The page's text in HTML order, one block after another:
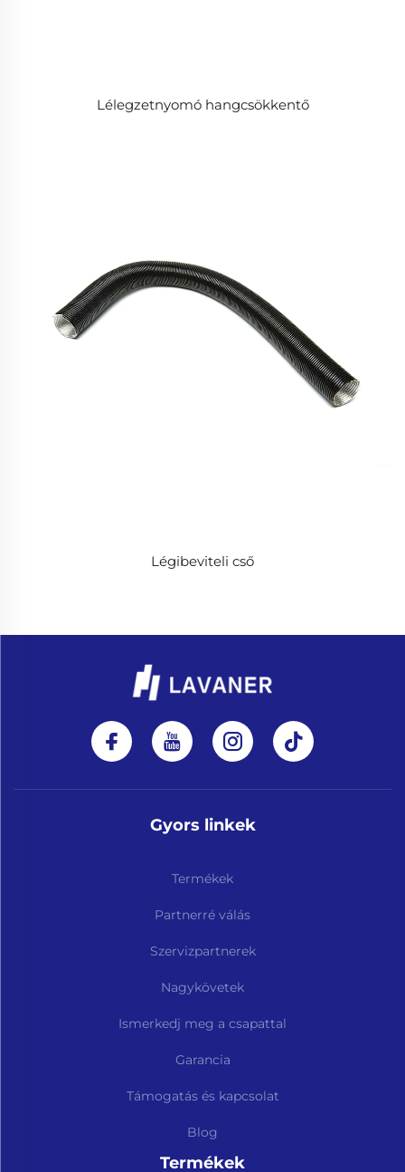
Lélegzetnyomó hangcsökkentő
Légibeviteli cső
Gyors linkek
Termékek
Partnerré válás
Szervizpartnerek
Nagykövetek
Ismerkedj meg a csapattal
Garancia
Támogatás és kapcsolat
Blog
Termékek